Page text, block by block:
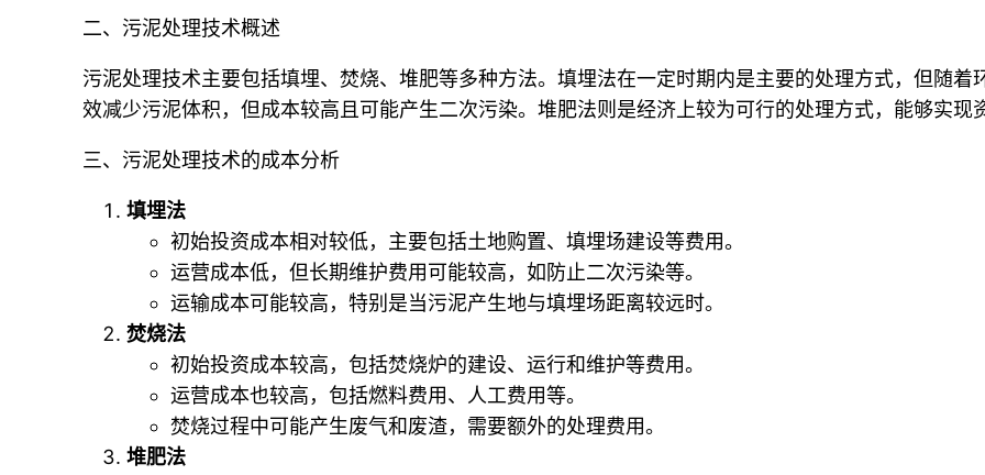
二、污泥处理技术概述
污泥处理技术主要包括填埋、焚烧、堆肥等多种方法。填埋法在一定时期内是主要的处理方式，但随
效减少污泥体积，但成本较高且可能产生二次污染。堆肥法则是经济上较为可行的处理方式，能够实现
三、污泥处理技术的成本分析
填埋法
初始投资成本相对较低，主要包括土地购置、填埋场建设等费用。
运营成本低，但长期维护费用可能较高，如防止二次污染等。
运输成本可能较高，特别是当污泥产生地与填埋场距离较远时。
焚烧法
初始投资成本较高，包括焚烧炉的建设、运行和维护等费用。
运营成本也较高，包括燃料费用、人工费用等。
焚烧过程中可能产生废气和废渣，需要额外的处理费用。
堆肥法